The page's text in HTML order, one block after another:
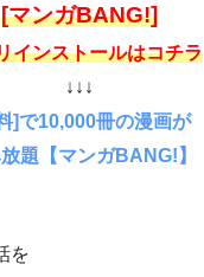
[マンガBANG!]
インストールはコチラ
↓↓↓
]で10,000冊の漫画が
題【マンガBANG!】
を